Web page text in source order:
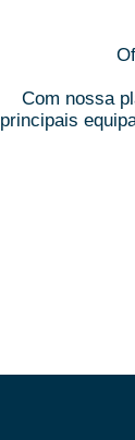
Com nossa
principais